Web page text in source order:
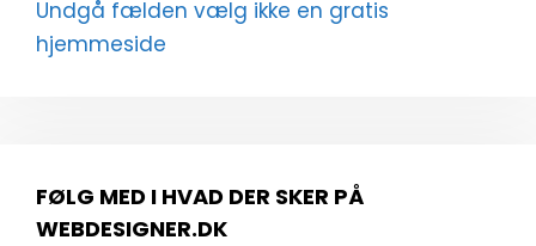
Undgå fælden vælg ikke en gratis
hjemmeside
FØLG MED I HVAD DER SKER PÅ
WEBDESIGNER.DK